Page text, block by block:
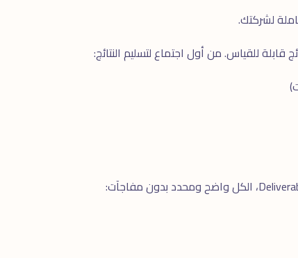
لشركتك.
للقياس. من أول اجتماع لتسليم النتائج: